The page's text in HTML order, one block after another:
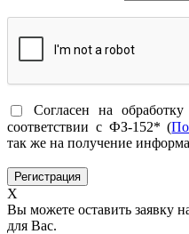
Согласен на
соответствии с ФЗ-152* (
так же на получение
X
Вы можете оставить заявку
для Вас.